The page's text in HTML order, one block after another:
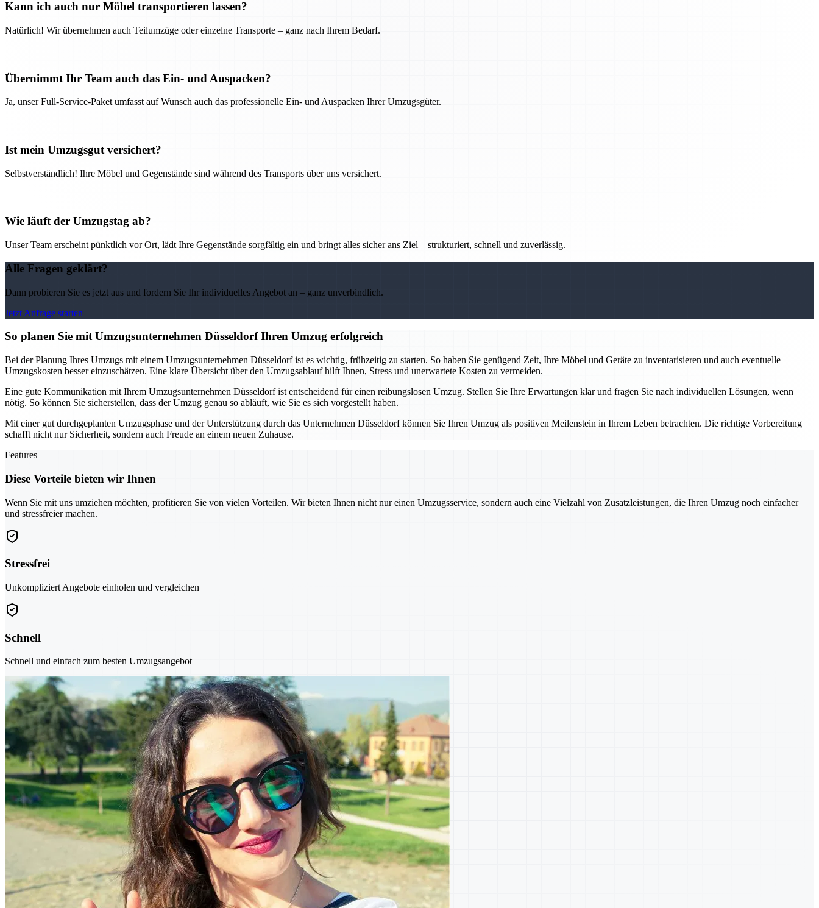
Kann ich auch nur Möbel transportieren lassen?
Natürlich! Wir übernehmen auch Teilumzüge oder einzelne Transporte – ganz nach Ihrem Bedarf.
Übernimmt Ihr Team auch das Ein- und Auspacken?
Ja, unser Full-Service-Paket umfasst auf Wunsch auch das professionelle Ein- und Auspacken Ihrer Umzugsgüter.
Ist mein Umzugsgut versichert?
Selbstverständlich! Ihre Möbel und Gegenstände sind während des Transports über uns versichert.
Wie läuft der Umzugstag ab?
Unser Team erscheint pünktlich vor Ort, lädt Ihre Gegenstände sorgfältig ein und bringt alles sicher ans Ziel – strukturiert, schnell und zuverlässig.
Alle Fragen geklärt?
Dann probieren Sie es jetzt aus und fordern Sie Ihr individuelles Angebot an – ganz unverbindlich.
Jetzt Anfrage starten
So planen Sie mit Umzugsunternehmen Düsseldorf Ihren Umzug erfolgreich
Bei der Planung Ihres Umzugs mit einem Umzugsunternehmen Düsseldorf ist es wichtig, frühzeitig zu starten. So haben Sie genügend Zeit, Ihre Möbel und Geräte zu inventarisieren und auch eventuelle
Umzugskosten besser einzuschätzen. Eine klare Übersicht über den Umzugsablauf hilft Ihnen, Stress und unerwartete Kosten zu vermeiden.
Eine gute Kommunikation mit Ihrem Umzugsunternehmen Düsseldorf ist entscheidend für einen reibungslosen Umzug. Stellen Sie Ihre Erwartungen klar und fragen Sie nach individuellen Lösungen, wenn
nötig. So können Sie sicherstellen, dass der Umzug genau so abläuft, wie Sie es sich vorgestellt haben.
Mit einer gut durchgeplanten Umzugsphase und der Unterstützung durch das Unternehmen Düsseldorf können Sie Ihren Umzug als positiven Meilenstein in Ihrem Leben betrachten. Die richtige Vorbereitung
schafft nicht nur Sicherheit, sondern auch Freude an einem neuen Zuhause.
Features
Diese Vorteile bieten wir Ihnen
Wenn Sie mit uns umziehen möchten, profitieren Sie von vielen Vorteilen. Wir bieten Ihnen nicht nur einen Umzugsservice, sondern auch eine Vielzahl von Zusatzleistungen, die Ihren Umzug noch einfacher
und stressfreier machen.
Stressfrei
Unkompliziert Angebote einholen und vergleichen
Schnell
Schnell und einfach zum besten Umzugsangebot